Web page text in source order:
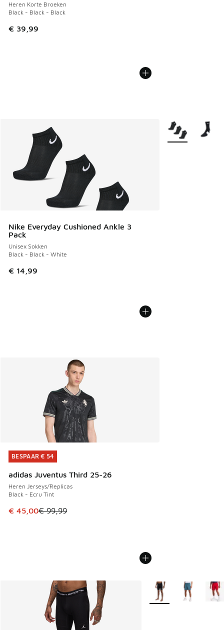
Heren Korte Broeken
Black - Black - Black
€ 39,99
Nike Everyday Cushioned Ankle 3
Pack
Unisex Sokken
Black - Black - White
€ 14,99
Meer kleuren
BESPAAR € 54
adidas Juventus Third 25-26
Heren Jerseys/Replicas
Black - Ecru Tint
Dit artikel is in de uitverkoop. Dit artikel is in de
€ 45,00€ 99,99
BESPAAR € 54
Meer kleuren